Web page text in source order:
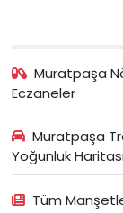
Muratpaşa
Eczaneler
Muratpaşa
Yoğunluk Haritası
Tüm